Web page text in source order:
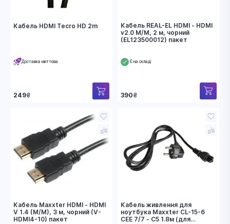
Кабель HDMI Tecro HD 2m
Доставка миттєва
249₴
Кабель REAL-EL HDMI - HDMI
v2.0 M/M, 2 м, чорний
(EL123500012) пакет
Є на складі
390₴
Кабель Maxxter HDMI - HDMI
V 1.4 (M/M), 3 м, чорний (V-
HDMI4-10) пакет
Кабель живлення для
ноутбука Maxxter CL-15-6
CEE 7/7 - C5 1.8м (для